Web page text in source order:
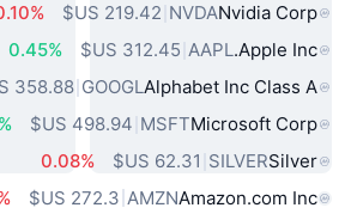
Nvidia Corp
NVDA
Apple Inc.
AAPL
0.45%
Alphabet Inc Class A
GOOGL
‏358.88 US$
Microsoft Corp
MSFT
Silver
SILVER
0.08%
Amazon.com Inc
AMZN